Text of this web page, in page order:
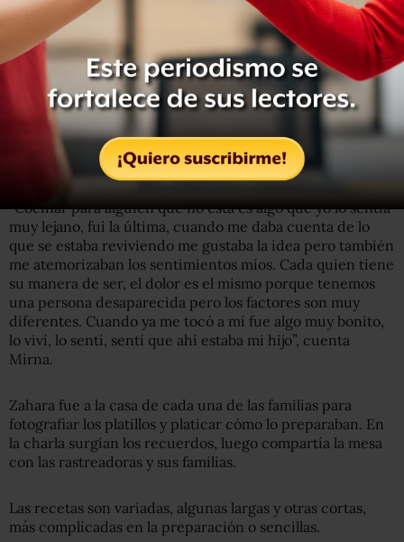
identificados y entregados a sus familias.
Las recetas para los que no están
Cocinar y hablar sobre lo que les gustaba a sus tesoros
desaparecidos removió el dolor pero también dio paz a
las 30 mujeres que participan en el proyecto, cada una
con una receta.
“Cocinar para alguien que no está es algo que yo lo sentía
muy lejano, fui la última, cuando me daba cuenta de lo
que se estaba reviviendo me gustaba la idea pero también
me atemorizaban los sentimientos míos. Cada quien tiene
su manera de ser, el dolor es el mismo porque tenemos
una persona desaparecida pero los factores son muy
diferentes. Cuando ya me tocó a mí fue algo muy bonito,
lo viví, lo sentí, sentí que ahí estaba mi hijo”, cuenta
Mirna.
Zahara fue a la casa de cada una de las familias para
fotografiar los platillos y platicar cómo lo preparaban. En
la charla surgían los recuerdos, luego compartía la mesa
con las rastreadoras y sus familias.
Las recetas son variadas, algunas largas y otras cortas,
más complicadas en la preparación o sencillas.